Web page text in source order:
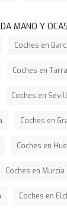
MANO Y
Coches en
Coches en
Coches en
Coches en
Coches en
Coches en Murcia
Coches en